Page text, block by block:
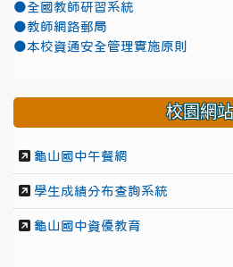
●全國教師研習系統
●教師網路郵局
●本校資通安全管理實施原則
校園網站
龜山國中午餐網
學生成績分布查詢系統
龜山國中資優教育